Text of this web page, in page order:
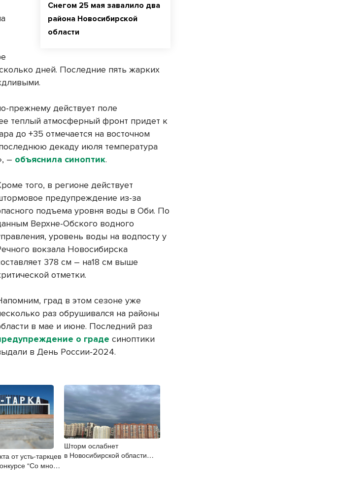
Снегом 25 мая завалило два
района Новосибирской
области
дней. Последние пять жарких
прежнему действует поле
теплый атмосферный фронт придет к
до +35 отмечается на восточном
декаду июля температура
– объяснила синоптик.
того, в регионе действует
предупреждение из-за
подъема уровня воды в Оби. По
Верхне-Обского водного
уровень воды на водпосту у
вокзала Новосибирска
378 см – на18 см выше
отметки.
град в этом сезоне уже
раз обрушивался на районы
в мае и июне. Последний раз
о граде синоптики
в День России-2024.
от усть-таркцев
“Со мной
Шторм ослабнет
в Новосибирской области